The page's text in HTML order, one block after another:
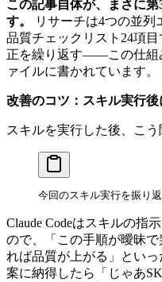
この記事自体が、まさに
す。
リサーチは4つの並列
品質チェックリスト24項
正を繰り返す——この仕組
ァイルに書かれています。
改善のコツ：スキル実行後
スキルを実行した後、こ
今回のスキル実行を振り
Claude Codeはスキルの指
ので、「この手順が曖昧
れば品質が上がる」とい
案に納得したら「じゃあ